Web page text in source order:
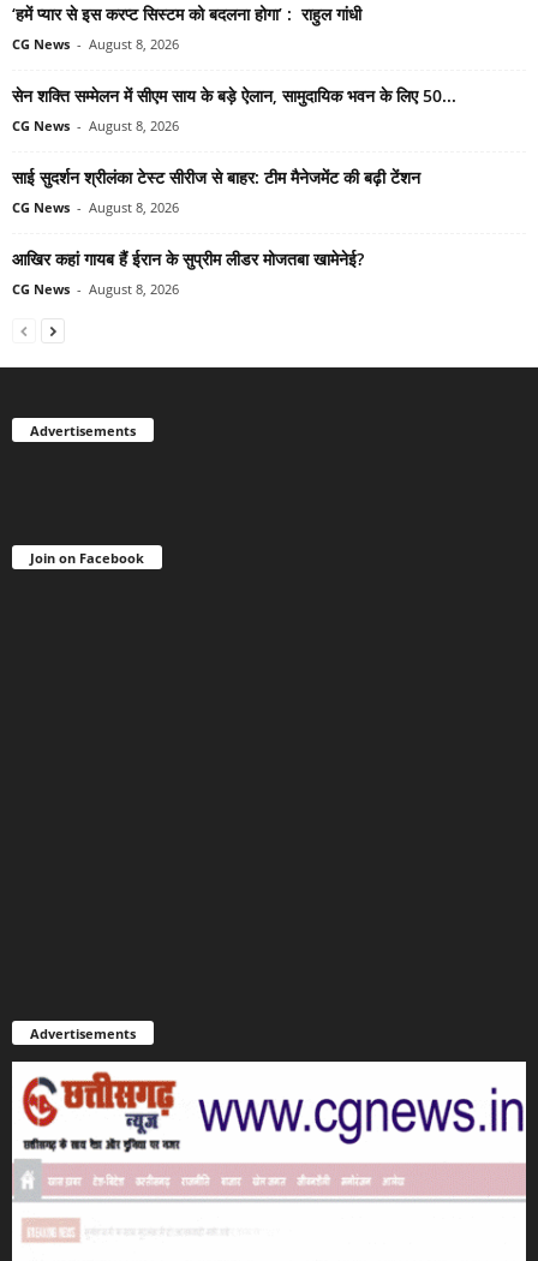
‘हमें प्यार से इस करप्ट सिस्टम को बदलना होगा’ : राहुल गांधी
CG News - August 8, 2026
सेन शक्ति सम्मेलन में सीएम साय के बड़े ऐलान, सामुदायिक भवन के लिए 50...
CG News - August 8, 2026
साई सुदर्शन श्रीलंका टेस्ट सीरीज से बाहर: टीम मैनेजमेंट की बढ़ी टेंशन
CG News - August 8, 2026
आखिर कहां गायब हैं ईरान के सुप्रीम लीडर मोजतबा खामेनेई?
CG News - August 8, 2026
Advertisements
Join on Facebook
Advertisements